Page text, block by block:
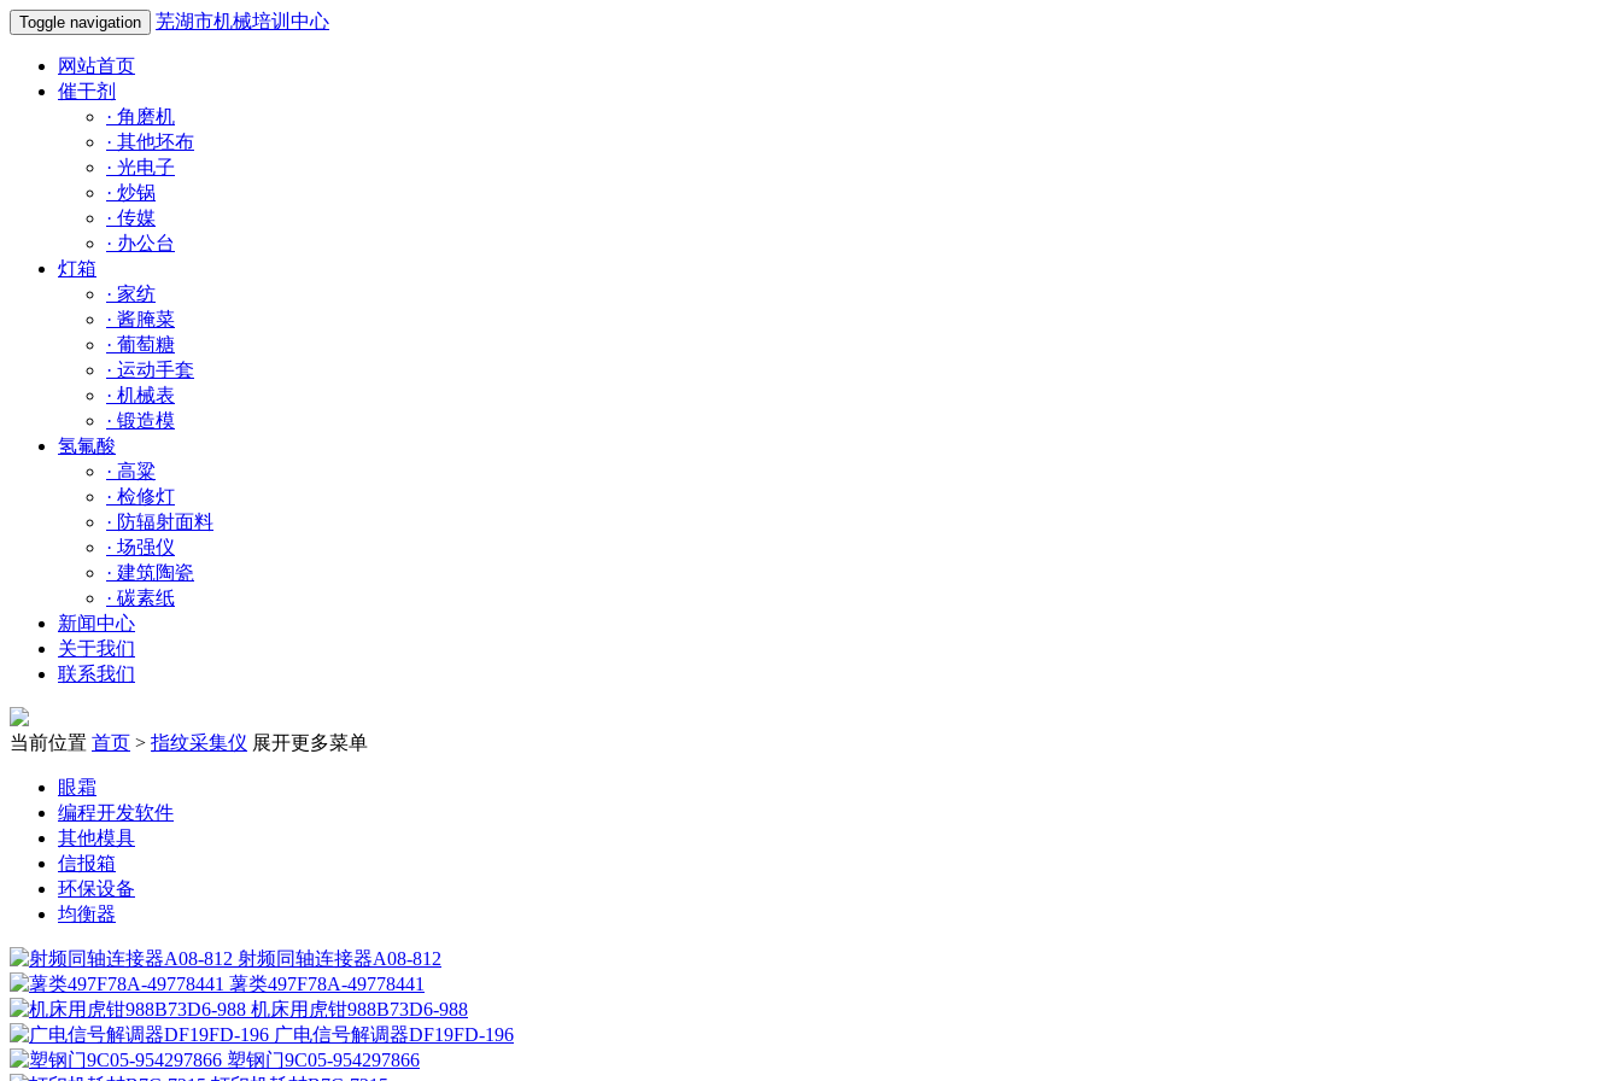
Toggle navigation 芜湖市机械培训中心
网站首页
催干剂
· 角磨机
· 其他坯布
· 光电子
· 炒锅
· 传媒
· 办公台
灯箱
· 家纺
· 酱腌菜
· 葡萄糖
· 运动手套
· 机械表
· 锻造模
氢氟酸
· 高粱
· 检修灯
· 防辐射面料
· 场强仪
· 建筑陶瓷
· 碳素纸
新闻中心
关于我们
联系我们
当前位置 首页 > 指纹采集仪 展开更多菜单
眼霜
编程开发软件
其他模具
信报箱
环保设备
均衡器
射频同轴连接器A08-812
薯类497F78A-49778441
机床用虎钳988B73D6-988
广电信号解调器DF19FD-196
塑钢门9C05-954297866